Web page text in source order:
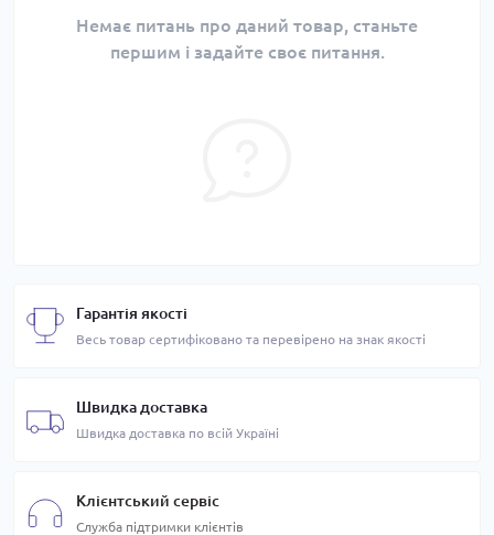
Немає питань про даний товар, станьте
першим і задайте своє питання.
Гарантія якості
Весь товар сертифіковано та перевірено на знак якості
Швидка доставка
Швидка доставка по всій Україні
Клієнтський сервіс
Служба підтримки клієнтів